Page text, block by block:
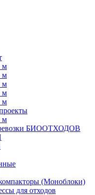
м
м
м
м
м
м
БИООТХОДОВ
(Моноблоки)
для отходов